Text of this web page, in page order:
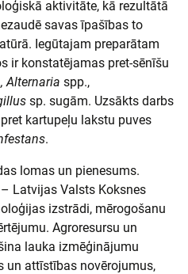
aktivitāte, kā rezultātā
savas īpašības to
Iegūtajam preparātam
ir konstatējamas pret-sēnīšu
, Alternaria spp.,
sp. sugām. Uzsākts darbs
kartupeļu lakstu puves
.
lomas un pienesums.
Latvijas Valsts Koksnes
izstrādi, mērogošanu
Agroresursu un
lauka izmēģinājumu
un attīstības novērojumus,